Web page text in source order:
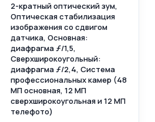
2-кратный оптический зум,
Оптическая стабилизация
изображения со сдвигом
датчика, Основная:
диафрагма ƒ/1,5,
Сверхширокоугольный:
диафрагма ƒ/2,4, Система
профессиональных камер (48
МП основная, 12 МП
сверхширокоугольная и 12 МП
телефото)